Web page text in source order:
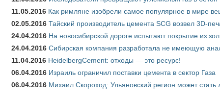
11.05.2016 Как римляне изобрели самое популярное в мире
02.05.2016 Тайский производитель цемента SCG возвел 3D-
24.04.2016 На новосибирской дороге испытают покрытие из
24.04.2016 Сибирская компания разработала не имеющую
11.04.2016 HeidelbergCement: отходы — это ресурс!
06.04.2016 Израиль ограничил поставки цемента в сектор Газа
06.04.2016 Михаил Скороход: Ульяновский регион может